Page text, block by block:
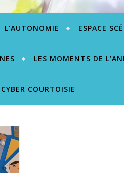
L’AUTONOMIE ESPACE
LES MOMENTS DE
COURTOISIE